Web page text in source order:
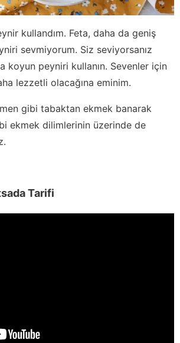
kullandım. Feta, daha da geniş
sevmiyorum. Siz seviyorsanız
koyun peyniri kullanın. Sevenler için
lezzetli olacağına eminim.
gibi tabaktan ekmek banarak
ekmek dilimlerinin üzerinde de
Tarifi